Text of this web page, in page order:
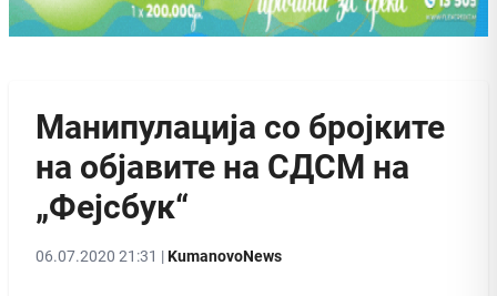
Манипулација со бројките
на објавите на СДСМ на
„Фејсбук“
06.07.2020 21:31 |KumanovoNews